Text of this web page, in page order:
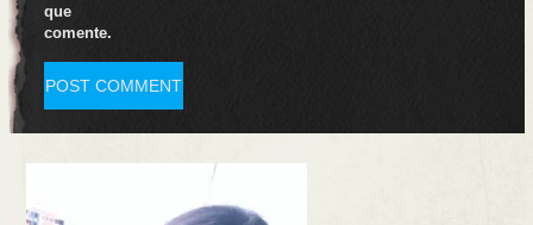
que
comente.